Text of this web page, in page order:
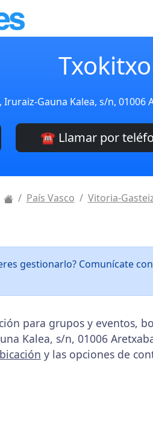
Txokitxo
Iruraiz-Gauna Kalea, s/n, 01006
☎️ Llamar por
País Vasco Vitoria-
gestionarlo? Comunícate
para grupos y eventos,
Kalea, s/n, 01006
y las opciones de